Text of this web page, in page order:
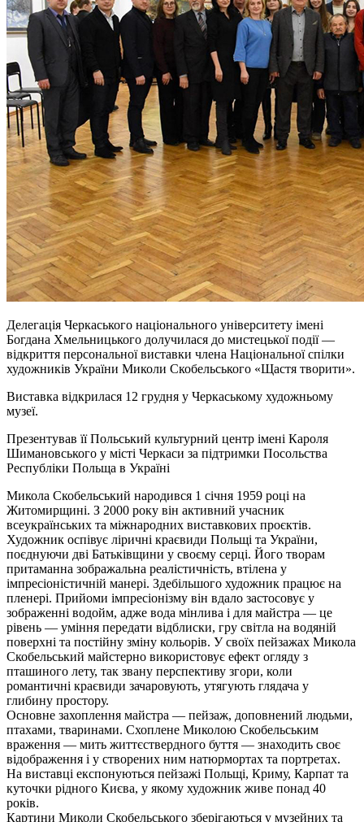
Делегація Черкаського національного університету імені
Богдана Хмельницького долучилася до мистецької події —
відкриття персональної виставки члена Національної спілки
художників України Миколи Скобельського «Щастя творити».
Виставка відкрилася 12 грудня у Черкаському художньому
музеї.
Презентував її Польський культурний центр імені Кароля
Шимановського у місті Черкаси за підтримки Посольства
Республіки Польща в Україні
Микола Скобельський народився 1 січня 1959 році на
Житомирщині. З 2000 року він активний учасник
всеукраїнських та міжнародних виставкових проєктів.
Художник оспівує ліричні краєвиди Польщі та України,
поєднуючи дві Батьківщини у своєму серці. Його творам
притаманна зображальна реалістичність, втілена у
імпресіоністичній манері. Здебільшого художник працює на
пленері. Прийоми імпресіонізму він вдало застосовує у
зображенні водойм, адже вода мінлива і для майстра — це
рівень — уміння передати відблиски, гру світла на водяній
поверхні та постійну зміну кольорів. У своїх пейзажах Микола
Скобельський майстерно використовує ефект огляду з
пташиного лету, так звану перспективу згори, коли
романтичні краєвиди зачаровують, утягують глядача у
глибину простору.
Основне захоплення майстра — пейзаж, доповнений людьми,
птахами, тваринами. Схоплене Миколою Скобельським
враження — мить життєствердного буття — знаходить своє
відображення і у створених ним натюрмортах та портретах.
На виставці експонуються пейзажі Польщі, Криму, Карпат та
куточки рідного Києва, у якому художник живе понад 40
років.
Картини Миколи Скобельського зберігаються у музейних та